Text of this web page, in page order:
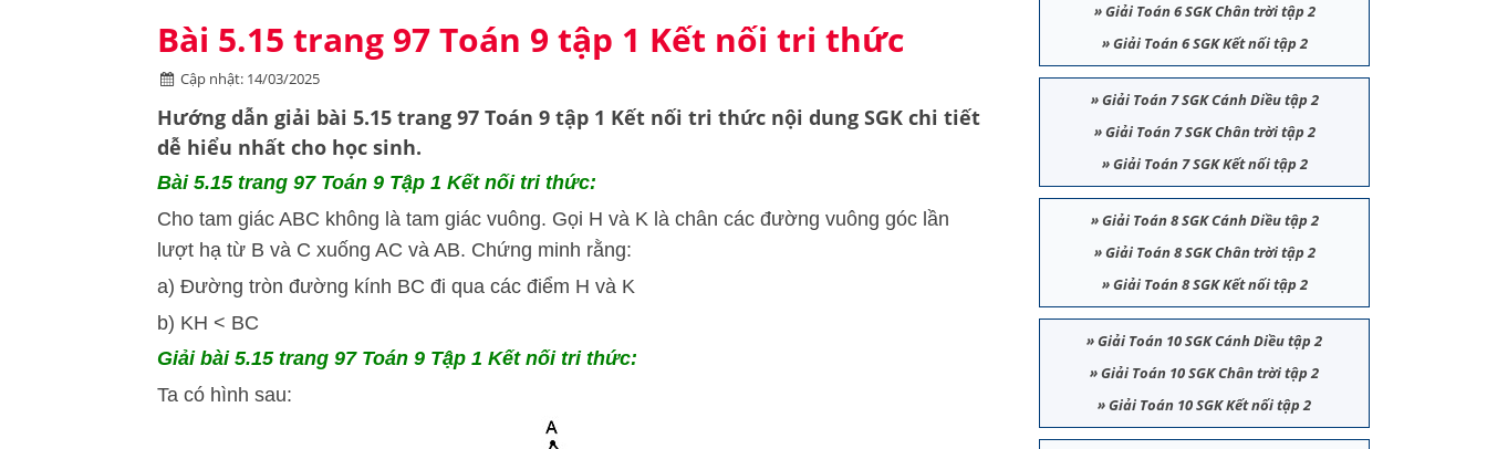
Bài 5.15 trang 97 Toán 9 tập 1 Kết nối tri thức
Cập nhật: 14/03/2025
Hướng dẫn giải bài 5.15 trang 97 Toán 9 tập 1 Kết nối tri thức nội dung SGK chi tiết
dễ hiểu nhất cho học sinh.
Bài 5.15 trang 97 Toán 9 Tập 1 Kết nối tri thức:
Cho tam giác ABC không là tam giác vuông. Gọi H và K là chân các đường vuông góc lần
lượt hạ từ B và C xuống AC và AB. Chứng minh rằng:
a) Đường tròn đường kính BC đi qua các điểm H và K
b) KH < BC
Giải bài 5.15 trang 97 Toán 9 Tập 1 Kết nối tri thức:
Ta có hình sau:
»Giải Toán 6 SGK Chân trời tập 2
»Giải Toán 6 SGK Kết nối tập 2
»Giải Toán 7 SGK Cánh Diều tập 2
»Giải Toán 7 SGK Chân trời tập 2
»Giải Toán 7 SGK Kết nối tập 2
»Giải Toán 8 SGK Cánh Diều tập 2
»Giải Toán 8 SGK Chân trời tập 2
»Giải Toán 8 SGK Kết nối tập 2
»Giải Toán 10 SGK Cánh Diều tập 2
»Giải Toán 10 SGK Chân trời tập 2
»Giải Toán 10 SGK Kết nối tập 2